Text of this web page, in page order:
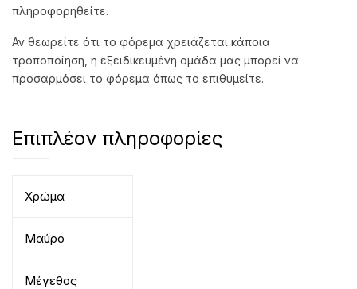
πληροφορηθείτε.
Αν θεωρείτε ότι το φόρεμα χρειάζεται κάποια
τροποποίηση, η εξειδικευμένη ομάδα μας μπορεί να
προσαρμόσει το φόρεμα όπως το επιθυμείτε.
Επιπλέον πληροφορίες
Χρώμα
Μαύρο
Μέγεθος